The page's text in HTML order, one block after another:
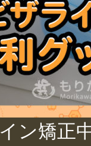
ン矯正